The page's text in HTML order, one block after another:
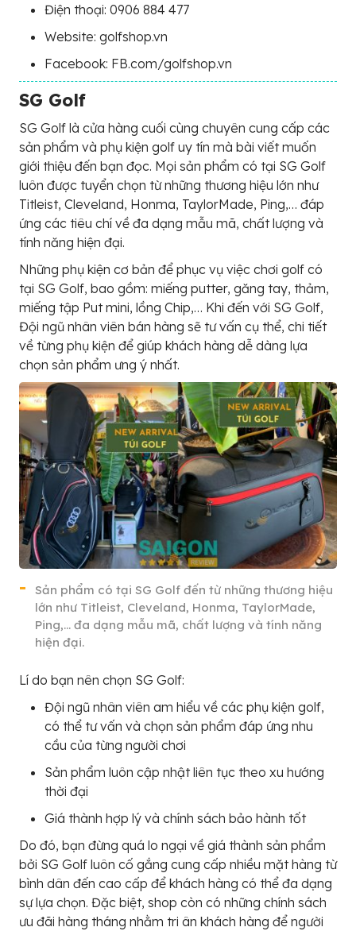
Điện thoại: 0906 884 477
Website: golfshop.vn
Facebook: FB.com/golfshop.vn
SG Golf
SG Golf là cửa hàng cuối cùng chuyên cung cấp các
sản phẩm và phụ kiện golf uy tín mà bài viết muốn
giới thiệu đến bạn đọc. Mọi sản phẩm có tại SG Golf
luôn được tuyển chọn từ những thương hiệu lớn như
Titleist, Cleveland, Honma, TaylorMade, Ping,… đáp
ứng các tiêu chí về đa dạng mẫu mã, chất lượng và
tính năng hiện đại.
Những phụ kiện cơ bản để phục vụ việc chơi golf có
tại SG Golf, bao gồm: miếng putter, găng tay, thảm,
miếng tập Put mini, lồng Chip,… Khi đến với SG Golf,
Đội ngũ nhân viên bán hàng sẽ tư vấn cụ thể, chi tiết
về từng phụ kiện để giúp khách hàng dễ dàng lựa
chọn sản phẩm ưng ý nhất.
Sản phẩm có tại SG Golf đến từ những thương hiệu
lớn như Titleist, Cleveland, Honma, TaylorMade,
Ping,… đa dạng mẫu mã, chất lượng và tính năng
hiện đại.
Lí do bạn nên chọn SG Golf:
Đội ngũ nhân viên am hiểu về các phụ kiện golf,
có thể tư vấn và chọn sản phẩm đáp ứng nhu
cầu của từng người chơi
Sản phẩm luôn cập nhật liên tục theo xu hướng
thời đại
Giá thành hợp lý và chính sách bảo hành tốt
Do đó, bạn đừng quá lo ngại về giá thành sản phẩm
bởi SG Golf luôn cố gắng cung cấp nhiều mặt hàng từ
bình dân đến cao cấp để khách hàng có thể đa dạng
sự lựa chọn. Đặc biệt, shop còn có những chính sách
ưu đãi hàng tháng nhằm tri ân khách hàng để người